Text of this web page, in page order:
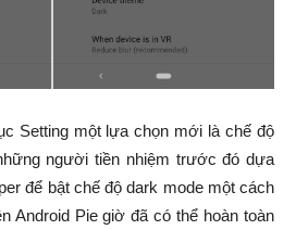
Setting một lựa chọn mới là chế độ
người tiền nhiệm trước đó dựa
để bật chế độ dark mode một cách
Android Pie giờ đã có thể hoàn toàn